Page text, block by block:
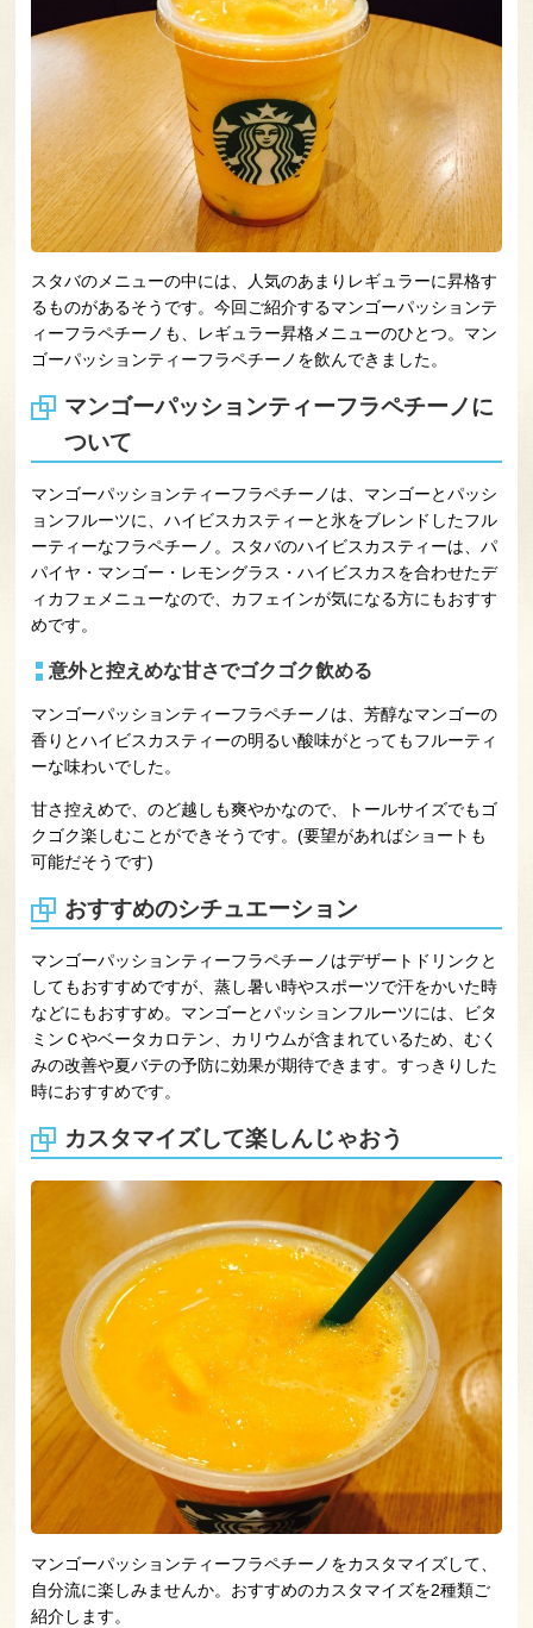
スタバのメニューの中には、人気のあまりレギュラーに昇格す
るものがあるそうです。今回ご紹介するマンゴーパッションテ
ィーフラペチーノも、レギュラー昇格メニューのひとつ。マン
ゴーパッションティーフラペチーノを飲んできました。
マンゴーパッションティーフラペチーノに
ついて
マンゴーパッションティーフラペチーノは、マンゴーとパッシ
ョンフルーツに、ハイビスカスティーと氷をブレンドしたフル
ーティーなフラペチーノ。スタバのハイビスカスティーは、パ
パイヤ・マンゴー・レモングラス・ハイビスカスを合わせたデ
ィカフェメニューなので、カフェインが気になる方にもおすす
めです。
意外と控えめな甘さでゴクゴク飲める
マンゴーパッションティーフラペチーノは、芳醇なマンゴーの
香りとハイビスカスティーの明るい酸味がとってもフルーティ
ーな味わいでした。
甘さ控えめで、のど越しも爽やかなので、トールサイズでもゴ
クゴク楽しむことができそうです。(要望があればショートも
可能だそうです)
おすすめのシチュエーション
マンゴーパッションティーフラペチーノはデザートドリンクと
してもおすすめですが、蒸し暑い時やスポーツで汗をかいた時
などにもおすすめ。マンゴーとパッションフルーツには、ビタ
ミンＣやベータカロテン、カリウムが含まれているため、むく
みの改善や夏バテの予防に効果が期待できます。すっきりした
時におすすめです。
カスタマイズして楽しんじゃおう
マンゴーパッションティーフラペチーノをカスタマイズして、
自分流に楽しみませんか。おすすめのカスタマイズを2種類ご
紹介します。